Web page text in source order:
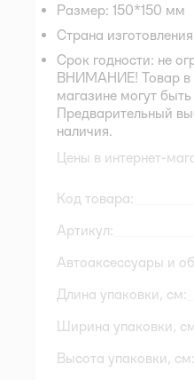
Размер: 150*150 мм
Страна
Срок годности: не
ВНИМАНИЕ! Товар в
магазине могут
Предварительный
наличия.
Цены в интернет-
Код товара:
Артикул:
Автоаксессуары и
Длина упаковки, см:
Ширина упаковки,
Высота упаковки, см: